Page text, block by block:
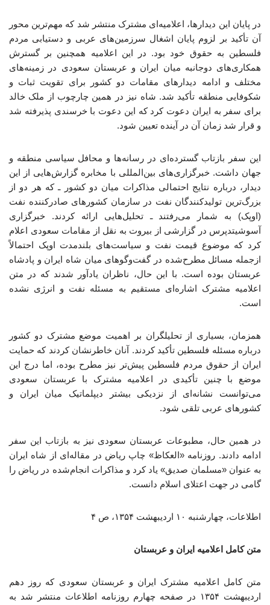
در پایان این دیدارها، اعلامیه‌ای مشترک منتشر شد که مهم‌ترین محور
آن تأکید بر لزوم پایان اشغال سرزمین‌های عربی و دستیابی مردم
فلسطین به حقوق خود بود. در این اعلامیه همچنین بر گسترش
همکاری‌های دوجانبه میان ایران و عربستان سعودی در زمینه‌های
مختلف و ادامه دیدارهای مقامات دو کشور برای تقویت ثبات و
شکوفایی منطقه تأکید شد. شاه نیز در همین چارچوب از ملک خالد
برای سفر به ایران دعوت کرد که این دعوت با خرسندی پذیرفته شد
و قرار شد زمان آن در آینده تعیین شود.
این سفر بازتاب گسترده‌ای در رسانه‌ها و محافل سیاسی منطقه و
جهان داشت. خبرگزاری‌های بین‌المللی با مخابره گزارش‌هایی از این
دیدار، درباره نتایج احتمالی مذاکرات میان دو کشور ـ که هر دو از
بزرگ‌ترین تولیدکنندگان نفت در سازمان کشورهای صادرکننده نفت
(اوپک) به شمار می‌رفتند ـ تحلیل‌هایی ارائه کردند. خبرگزاری
آسوشیتدپرس در گزارشی از بیروت به نقل از مقامات سعودی اعلام
کرد که موضوع قیمت نفت و سیاست‌های بلندمدت اوپک احتمالاً
ازجمله مسائل مطرح‌شده در گفت‌وگوهای میان شاه ایران و پادشاه
عربستان بوده است. با این حال، ناظران یادآور شدند که در متن
اعلامیه مشترک اشاره‌ای مستقیم به مسئله نفت و انرژی نشده
است.
همزمان، بسیاری از تحلیلگران بر اهمیت موضع مشترک دو کشور
درباره مسئله فلسطین تأکید کردند. آنان خاطرنشان کردند که حمایت
ایران از حقوق مردم فلسطین پیش‌تر نیز مطرح بوده، اما درج این
موضع با چنین تأکیدی در اعلامیه مشترک با عربستان سعودی
می‌توانست نشانه‌ای از نزدیکی بیشتر دیپلماتیک میان ایران و
کشورهای عربی تلقی شود.
در همین حال، مطبوعات عربستان سعودی نیز به بازتاب این سفر
ادامه دادند. روزنامه «العکاظ» چاپ ریاض در مقاله‌ای از شاه ایران
به عنوان «مسلمان صدیق» یاد کرد و مذاکرات انجام‌شده در ریاض را
گامی در جهت اعتلای اسلام دانست.
اطلاعات، چهارشنبه ۱۰ اردیبهشت ۱۳۵۴، ص ۴
متن کامل اعلامیه ایران و عربستان
متن کامل اعلامیه مشترک ایران و عربستان سعودی که روز دهم
اردیبهشت ۱۳۵۴ در صفحه چهارم روزنامه اطلاعات منتشر شد به